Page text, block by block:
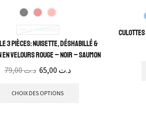
TAILLE STANDARD
3 Pièces: Nuisette, Déshabillé &
velours Rouge – Noir – Saumon
د.ت79,00 د.ت
CHOIX DES OPTIONS
Culottes